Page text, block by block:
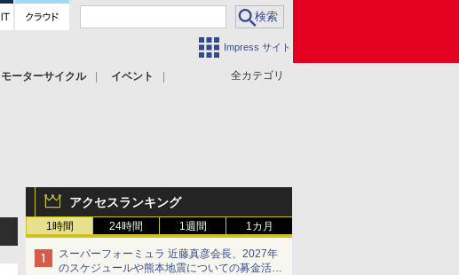
Impress サイト
全カテゴリ
モーターサイクル
イベント
アクセスランキング
1時間 24時間 1週間 1カ月
スーパーフォーミュラ 近藤真彦会長、2027年
のスケジュールや熊本地震についての募金活動